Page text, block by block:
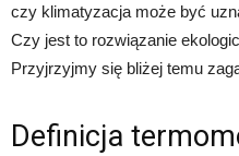
czy klimatyzacja może być
Czy jest to rozwiązanie
Przyjrzyjmy się bliżej temu
Definicja